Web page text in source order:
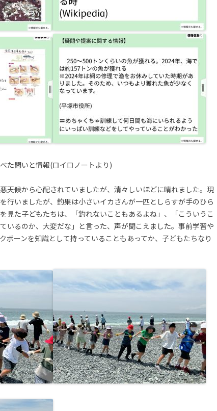
た問いと情報(ロイロノートより)
天候から心配されていましたが、清々しいほどに晴れました。現
行いましたが、釣果は小さいイカさんが一匹としらすが手のひら
見た子どもたちは、「釣れないこともあるよね」、「こういうこ
いるのか、大変だな」と言った、声が聞こえました。事前学習や
ボーンを知識として持っていることもあってか、子どもたちなり